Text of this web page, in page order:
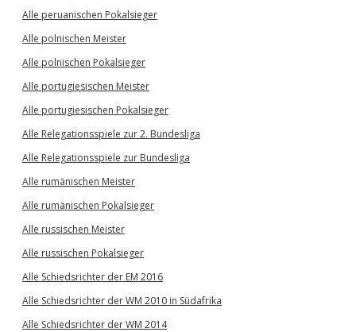
Alle peruanischen Pokalsieger
Alle polnischen Meister
Alle polnischen Pokalsieger
Alle portugiesischen Meister
Alle portugiesischen Pokalsieger
Alle Relegationsspiele zur 2. Bundesliga
Alle Relegationsspiele zur Bundesliga
Alle rumänischen Meister
Alle rumänischen Pokalsieger
Alle russischen Meister
Alle russischen Pokalsieger
Alle Schiedsrichter der EM 2016
Alle Schiedsrichter der WM 2010 in Südafrika
Alle Schiedsrichter der WM 2014